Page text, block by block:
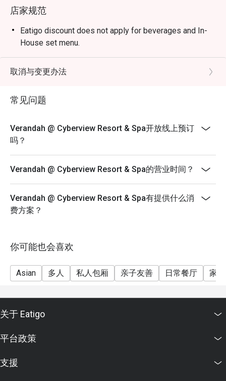
店家规范
Eatigo discount does not apply for beverages and In-
House set menu.
取消与变更办法
常见问题
Verandah @ Cyberview Resort & Spa开放线上预订
吗？
Verandah @ Cyberview Resort & Spa的营业时间？
Verandah @ Cyberview Resort & Spa有提供什么消
费方案？
你可能也会喜欢
Asian 多人 私人包厢 亲子友善 日常餐厅 家
关于 Eatigo
平台政策
支援